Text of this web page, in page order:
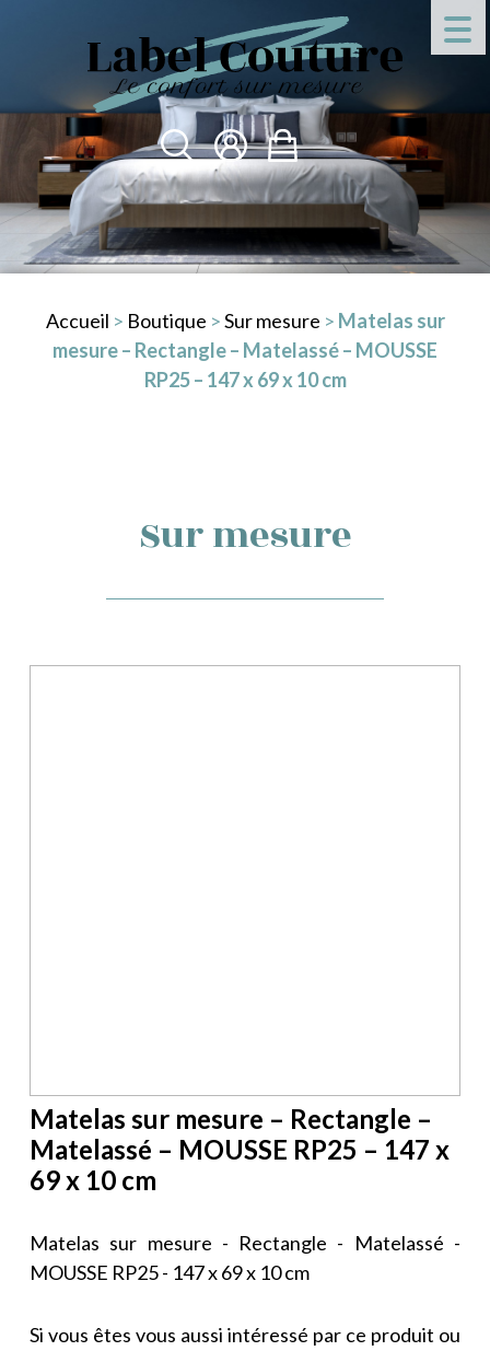
Accueil > Boutique >Sur mesure > Matelas sur
mesure – Rectangle – Matelassé – MOUSSE
RP25 – 147 x 69 x 10 cm
Sur mesure
Matelas sur mesure – Rectangle –
Matelassé – MOUSSE RP25 – 147 x
69 x 10 cm
Matelas sur mesure - Rectangle - Matelassé -
MOUSSE RP25 - 147 x 69 x 10 cm
Si vous êtes vous aussi intéressé par ce produit ou